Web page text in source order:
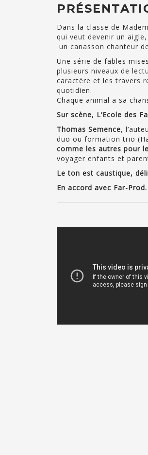
Dans la classe de
qui veut devenir un
un canasson chanteur
Une série de fables
plusieurs niveaux de
caractère et les travers
quotidien.
Chaque animal a sa
Sur scène, L’Ecole des
Thomas Semence,
duo ou formation trio
comme les autres pour
voyager enfants et
Le ton est caustique,
En accord avec Far-Prod.